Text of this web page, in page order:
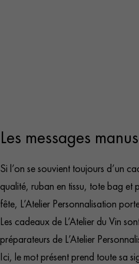
Les messages
Si l’on se souvient toujours d’un
qualité, ruban en tissu, tote bag et
fête, L’Atelier Personnalisation
Les cadeaux de L’Atelier du Vin
préparateurs de L’Atelier
Ici, le mot présent prend toute sa